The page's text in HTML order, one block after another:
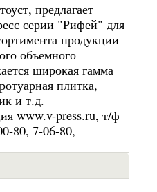
предлагает
серии "Рифей" для
продукции
объемного
широкая гамма
плитка,
и т.д.
www.v-press.ru, т/ф
80, 7-06-80,